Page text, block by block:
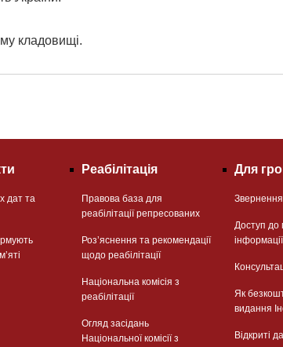
кладовищі.
дат та
Реабілітація
Правова база для
реабілітації репресованих
Розʼяснення та рекомендації
щодо реабілітації
Національна комісія з
реабілітації
Огляд засідань
Національної комісії з
Для
Доступ до
інформації
Як
видання
Відкриті